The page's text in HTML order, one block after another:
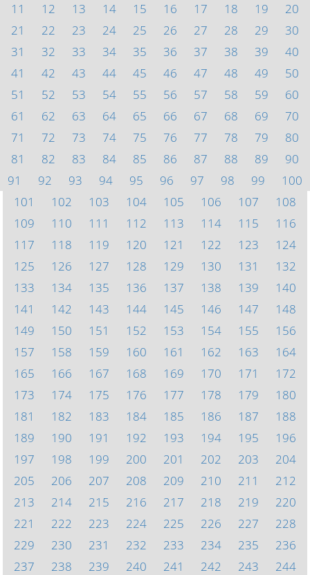
11
12 13 14 15 16 17 18 19
20
21
22 23 24 25 26 27 28 29
30
31
32 33 34 35 36 37 38 39
40
41
42 43 44 45 46 47 48 49
50
51
52 53 54 55 56 57 58 59
60
61
62 63 64 65 66 67 68 69
70
71
72 73 74 75 76 77 78 79
80
81
82 83 84 85 86 87 88 89
90
91
92 93 94 95 96 97 98 99
100
101
102 103 104 105 106 107
108
109
110 111 112 113 114 115
116
117
118 119 120 121 122 123
124
125
126 127 128 129 130 131
132
133
134 135 136 137 138 139
140
141
142 143 144 145 146 147
148
149
150 151 152 153 154 155
156
157
158 159 160 161 162 163
164
165
166 167 168 169 170 171
172
173
174 175 176 177 178 179
180
181
182 183 184 185 186 187
188
189
190 191 192 193 194 195
196
197
198 199 200 201 202 203
204
205
206 207 208 209 210 211
212
213
214 215 216 217 218 219
220
221
222 223 224 225 226 227
228
229
230 231 232 233 234 235
236
237
238 239 240 241 242 243
244